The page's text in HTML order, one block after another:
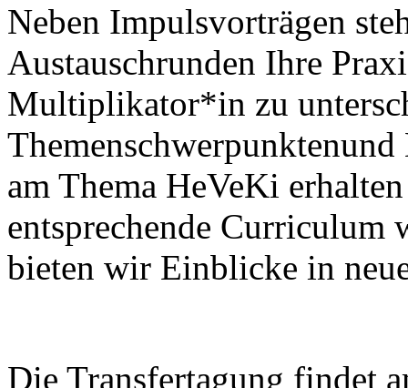
Neben Impulsvorträgen
Austauschrunden Ihre
Multiplikator*in zu
am Thema HeVeKi
entsprechende Curriculum
bieten wir Einblicke in
Die Transfertagung findet